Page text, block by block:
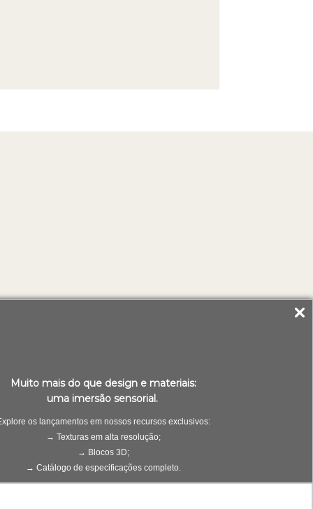
Muito mais do que design e materiais:
uma imersão sensorial.
os lançamentos em nossos recursos exclusivos:
→ Texturas em alta resolução;
→ Blocos 3D;
→ Catálogo de especificações completo.